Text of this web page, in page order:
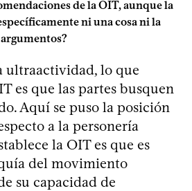
de la OIT, aunque la
ni una cosa ni la
ultraactividad, lo que
es que las partes busquen
Aquí se puso la posición
a la personería
la OIT es que es
del movimiento
su capacidad de